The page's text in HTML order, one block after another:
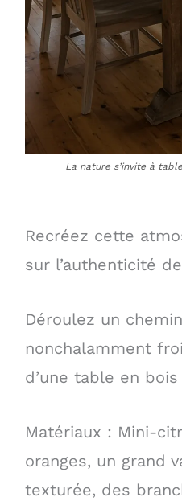
La nature s’invite à
Recréez cette
sur l’authenticité
Déroulez un
nonchalamment
d’une table en
Matériaux : Mini-
oranges, un grand
texturée, des